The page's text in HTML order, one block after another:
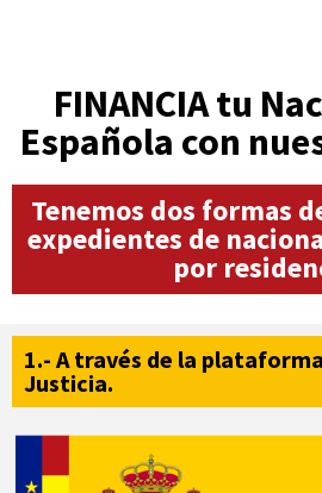
FINANCIA tu
Española con
Tenemos dos formas
expedientes de
por
1.- A través de la
Justicia.